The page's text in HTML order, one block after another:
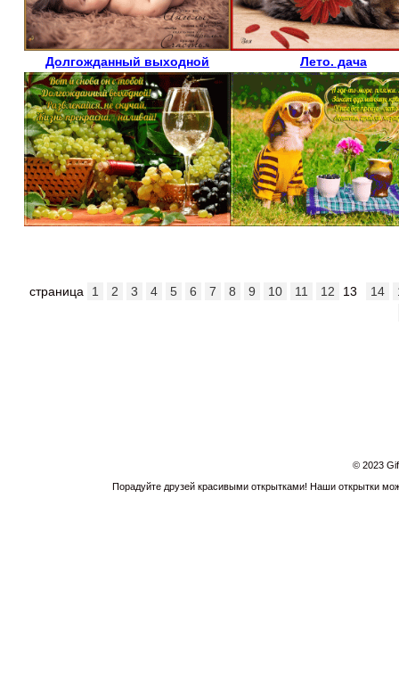
Долгожданный выходной Лето. дача
страница 1 2 3 4 5 6 7 8 9 10 11 12 13 14
© 2023
Порадуйте друзей красивыми открытками! Наши открытки